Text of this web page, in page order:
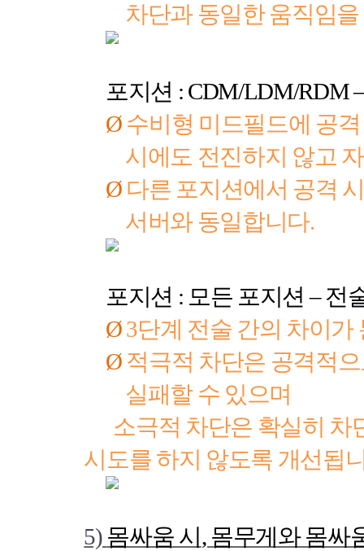
차단과 동일한 움직임
포지션 : CDM/LDM/RDM
Ø 수비형 미드필드에 공
시에도 전진하지 않고
Ø 다른 포지션에서 공격
서버와 동일합니다.
포지션 : 모든 포지션–전
Ø3단계 전술 간의 차이
Ø 적극적 차단은 공격적
실패할 수 있으며
소극적 차단은 확실히 차
시도를 하지 않도록 개선됩
5) 몸싸움 시, 몸무게와 몸싸